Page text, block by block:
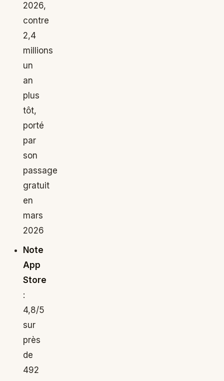
2026,
contre
2,4
millions
un
an
plus
tôt,
porté
par
son
passage
gratuit
en
mars
2026
Note
App
Store
:
4,8/5
sur
près
de
492